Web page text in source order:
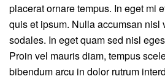
placerat ornare tempus. In eget mi
quis et ipsum. Nulla accumsan nisl
sodales. In eget quam sed nisl
Proin vel mauris diam, tempus
bibendum arcu in dolor rutrum